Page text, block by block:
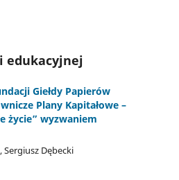
edukacyjnej
Giełdy Papierów
Plany Kapitałowe –
życie” wyzwaniem
Dębecki